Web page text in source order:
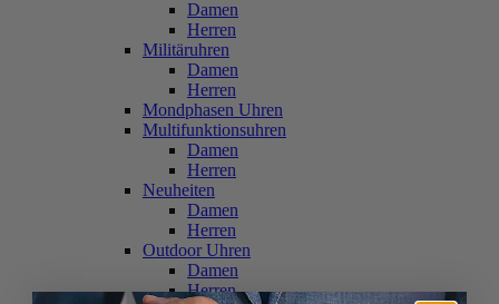
Damen
Herren
Militäruhren
Damen
Herren
Mondphasen Uhren
Multifunktionsuhren
Damen
Herren
Neuheiten
Damen
Herren
Outdoor Uhren
Damen
Herren